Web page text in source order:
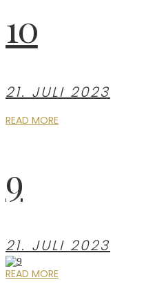
10
21. JULI 2023
READ MORE
9
21. JULI 2023
READ MORE